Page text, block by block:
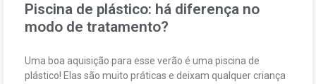
Piscina de plástico: há diferença no
modo de tratamento?
Uma boa aquisição para esse verão é uma piscina de
plástico! Elas são muito práticas e deixam qualquer criança